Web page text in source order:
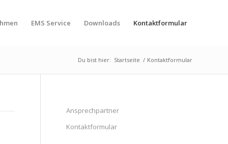
EMS Service Downloads Kontaktformular
Du bist hier: Startseite / Kontaktformular
Ansprechpartner
Kontaktformular